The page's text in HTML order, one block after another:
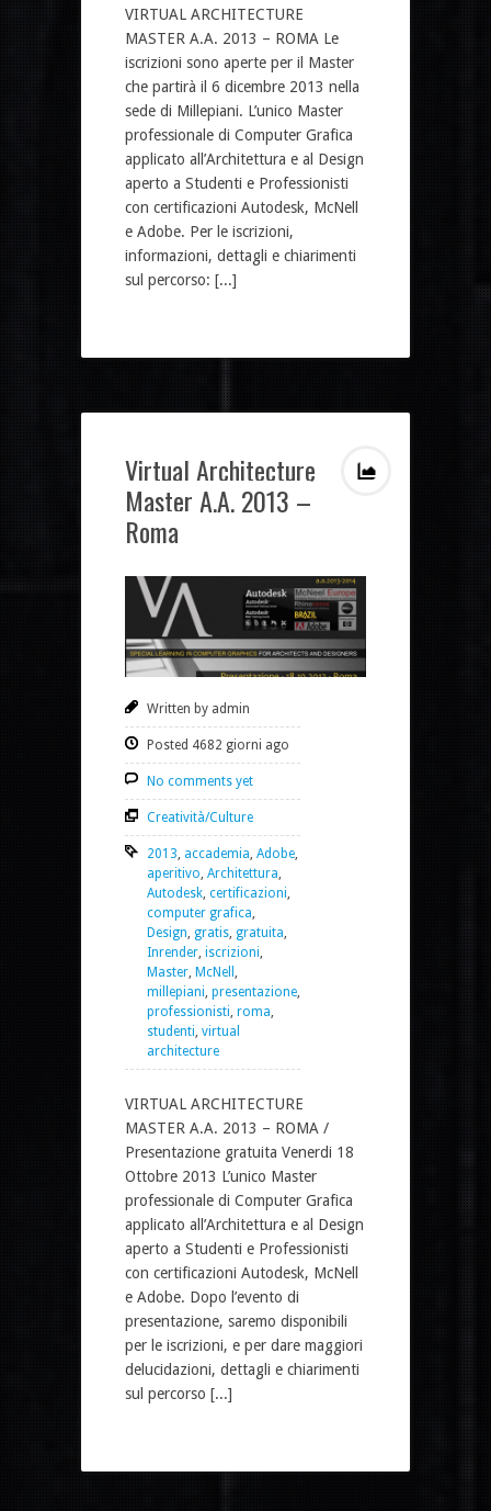
VIRTUAL ARCHITECTURE
MASTER A.A. 2013 – ROMA Le
iscrizioni sono aperte per il Master
che partirà il 6 dicembre 2013 nella
sede di Millepiani. L’unico Master
professionale di Computer Grafica
applicato all’Architettura e al Design
aperto a Studenti e Professionisti
con certificazioni Autodesk, McNell
e Adobe. Per le iscrizioni,
informazioni, dettagli e chiarimenti
sul percorso: [...]
Virtual Architecture
Master A.A. 2013 –
Roma
Written by admin
Posted 4682 giorni ago
No comments yet
Creatività/Culture
2013, accademia, Adobe,
aperitivo, Architettura,
Autodesk, certificazioni,
computer grafica,
Design, gratis, gratuita,
Inrender, iscrizioni,
Master, McNell ,
millepiani, presentazione,
professionisti, roma,
studenti, virtual
architecture
VIRTUAL ARCHITECTURE
MASTER A.A. 2013 – ROMA /
Presentazione gratuita Venerdi 18
Ottobre 2013 L’unico Master
professionale di Computer Grafica
applicato all’Architettura e al Design
aperto a Studenti e Professionisti
con certificazioni Autodesk, McNell
e Adobe. Dopo l’evento di
presentazione, saremo disponibili
per le iscrizioni, e per dare maggiori
delucidazioni, dettagli e chiarimenti
sul percorso [...]